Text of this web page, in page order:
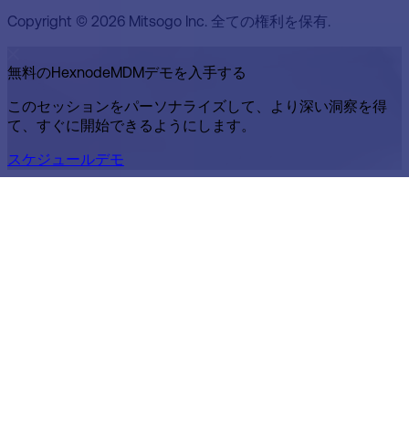
Copyright © 2026 Mitsogo Inc. 全ての権利を保有.
無料のHexnodeMDMデモを入手する
このセッションをパーソナライズして、より深い洞察を得
て、すぐに開始できるようにします。
スケジュールデモ